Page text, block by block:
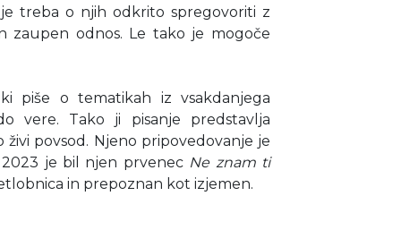
treba o njih odkrito spregovoriti z
zaupen odnos. Le tako je mogoče
piše o tematikah iz vsakdanjega
vere. Tako ji pisanje predstavlja
povsod. Njeno pripovedovanje je
2023 je bil njen prvenec Ne znam ti
in prepoznan kot izjemen.